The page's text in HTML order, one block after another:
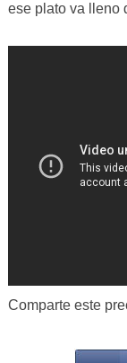
ese plato va lleno
Comparte este